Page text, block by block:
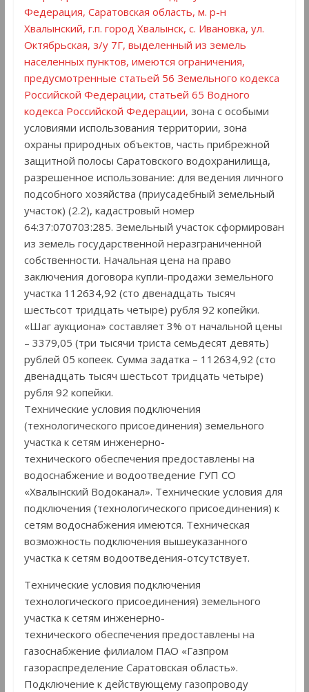
Федерация, Саратовская область, м. р-н
Хвалынский, г.п. город Хвалынск, с. Ивановка, ул.
Октябрьская, з/у 7Г, выделенный из земель
населенных пунктов, имеются ограничения,
предусмотренные статьей 56 Земельного кодекса
Российской Федерации, статьей 65 Водного
кодекса Российской Федерации, зона с особыми
условиями использования территории, зона
охраны природных объектов, часть прибрежной
защитной полосы Саратовского водохранилища,
разрешенное использование: для ведения личного
подсобного хозяйства (приусадебный земельный
участок) (2.2), кадастровый номер
64:37:070703:285. Земельный участок сформирован
из земель государственной неразграниченной
собственности. Начальная цена на право
заключения договора купли-продажи земельного
участка 112634,92 (сто двенадцать тысяч
шестьсот тридцать четыре) рубля 92 копейки.
«Шаг аукциона» составляет 3% от начальной цены
– 3379,05 (три тысячи триста семьдесят девять)
рублей 05 копеек. Сумма задатка – 112634,92 (сто
двенадцать тысяч шестьсот тридцать четыре)
рубля 92 копейки.
Технические условия подключения
(технологического присоединения) земельного
участка к сетям инженерно-
технического обеспечения предоставлены на
водоснабжение и водоотведение ГУП СО
«Хвалынский Водоканал». Технические условия для
подключения (технологического присоединения) к
сетям водоснабжения имеются. Техническая
возможность подключения вышеуказанного
участка к сетям водоотведения-отсутствует.
Технические условия подключения
технологического присоединения) земельного
участка к сетям инженерно-
технического обеспечения предоставлены на
газоснабжение филиалом ПАО «Газпром
газораспределение Саратовская область».
Подключение к действующему газопроводу